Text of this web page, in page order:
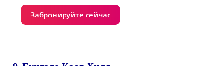
Забронируйте сейчас